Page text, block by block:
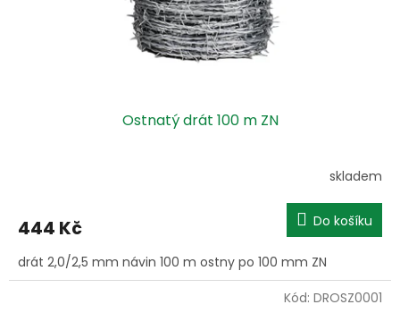
Ostnatý drát 100 m ZN
skladem
444 Kč Do košíku
drát 2,0/2,5 mm návin 100 m ostny po 100 mm ZN
Kód: DROSZ0001